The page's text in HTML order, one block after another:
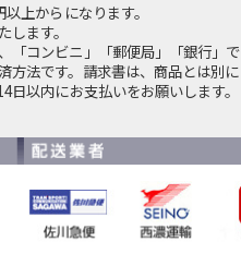
上からになります。
ます。
「コンビニ」「郵便局」「銀行」で
方法です。請求書は、商品とは別に
日以内にお支払いをお願いします。